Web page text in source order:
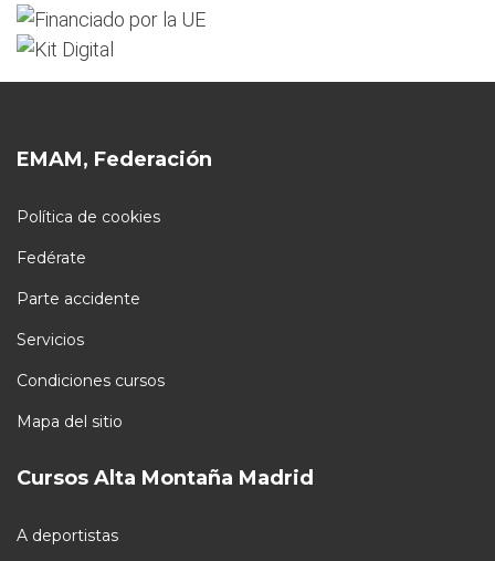
EMAM, Federación
Política de cookies
Fedérate
Parte accidente
Servicios
Condiciones cursos
Mapa del sitio
Cursos Alta Montaña Madrid
A deportistas